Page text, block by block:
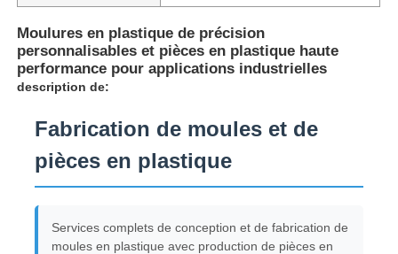
Moulures en plastique de précision
personnalisables et pièces en plastique haute
performance pour applications industrielles
description de:
Fabrication de moules et de
pièces en plastique
Services complets de conception et de fabrication de
moules en plastique avec production de pièces en